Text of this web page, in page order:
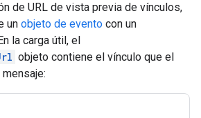
de URL de vista previa de vínculos,
un objeto de evento con un
la carga útil, el
objeto contiene el vínculo que el